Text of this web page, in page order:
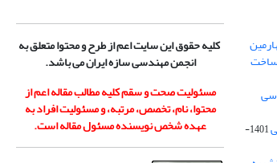
ساخت
1401-
کلیه حقوق این سایت اعم از طرح و محتوا متعلق به
انجمن مهندسی سازه ایران می باشد.
مسئولیت صحت و سقم کلیه مطالب مقاله اعم از
محتوا، نام، تخصص، مرتبه، و مسئولیت افراد به
عهده شخص نویسنده مسئول مقاله است.